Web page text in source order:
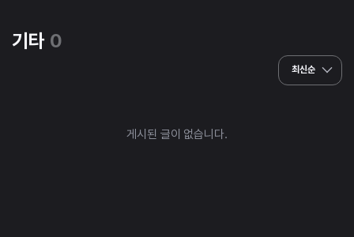
기타 0
최신순
게시된 글이 없습니다.